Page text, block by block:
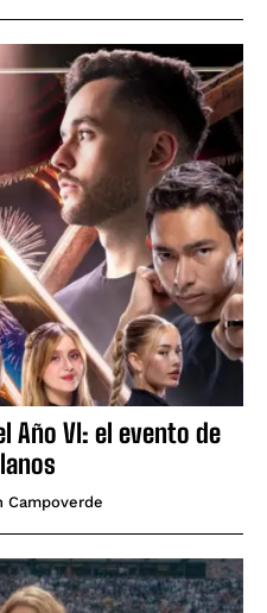
Año VI: el evento de
Campoverde